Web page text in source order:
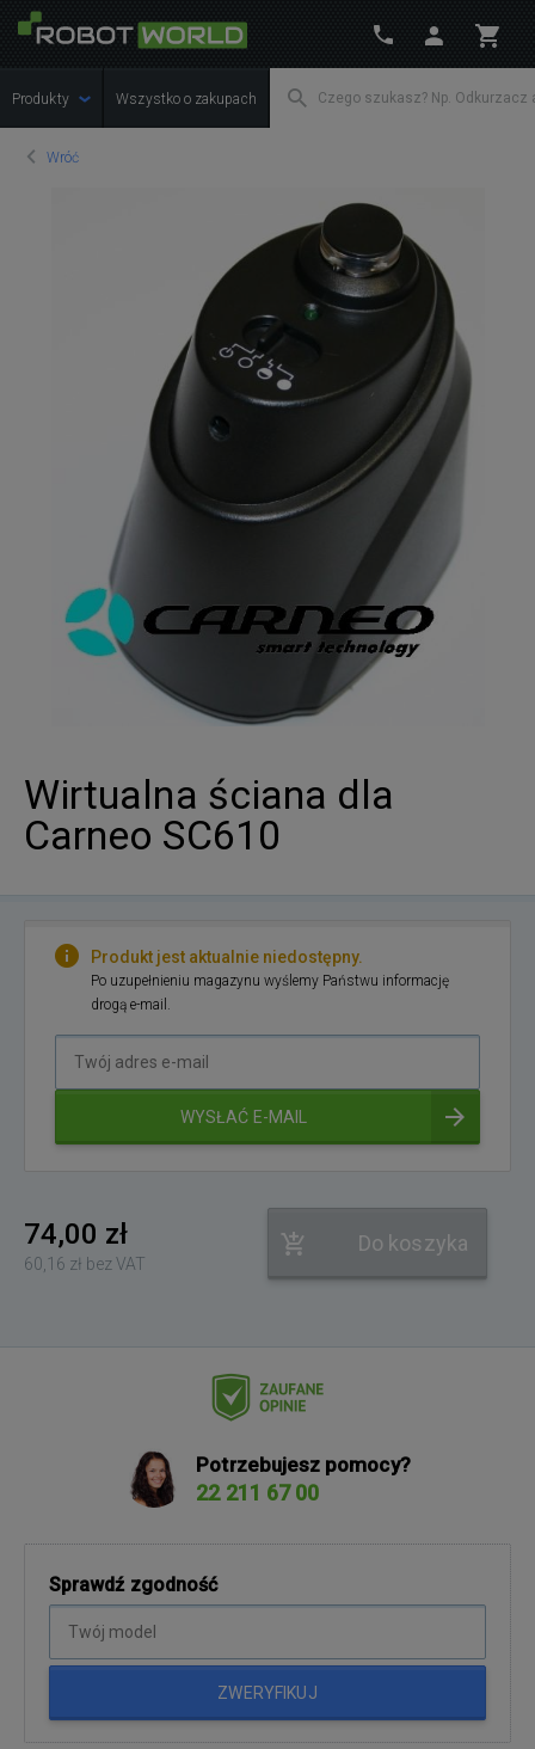
Produkty Wszystko o zakupach
Wróć
Wirtualna ściana dla
Carneo SC610
Produkt jest aktualnie niedostępny.
Po uzupełnieniu magazynu wyślemy Państwu informację
drogą e-mail.
WYSŁAĆ E-MAIL
74,00 zł
60,16 zł bez VAT
Do koszyka
Potrzebujesz pomocy?
22 211 67 00
Sprawdź zgodność
ZWERYFIKUJ